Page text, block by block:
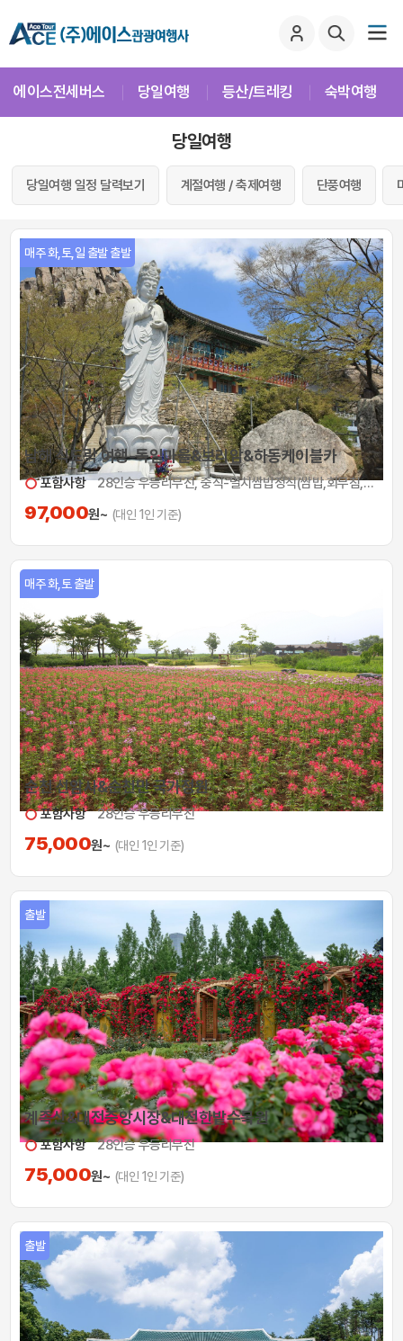
에이스전세버스 당일여행 등산/트레킹 숙박여행
당일여행
당일여행 일정 달력보기 계절여행 / 축제여행 단풍여행
매주 화,토,일 출발 출발
남해 식도락 여행-독일마을&보리암&하동케이블카
포함사항 28인승 우등리무진, 중식-멸치쌈밥정식(쌈밥,회무침,멸치튀김), 케이블카 이용료, 입장료
97,000원~ (대인 1인 기준)
매주 화,토 출발
순천 선암사&순천만 국가정원
포함사항 28인승 우등리무진
75,000원~ (대인 1인 기준)
출발
계족산&대전중앙시장&대전한밭수목원
포함사항 28인승 우등리무진
75,000원~ (대인 1인 기준)
출발